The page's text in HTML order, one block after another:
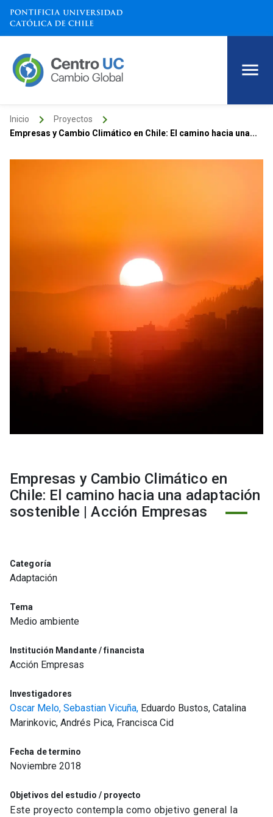
Inicio keyboard_arrow_right Proyectos keyboard_arrow_right
Empresas y Cambio Climático en Chile: El camino hacia una...
Empresas y Cambio Climático en
Chile: El camino hacia una adaptación
sostenible | Acción Empresas
Categoría
Adaptación
Tema
Medio ambiente
Institución Mandante / financista
Acción Empresas
Investigadores
Oscar Melo, Sebastian Vicuña, Eduardo Bustos, Catalina
Marinkovic, Andrés Pica, Francisca Cid
Fecha de termino
Noviembre 2018
Objetivos del estudio / proyecto
Este proyecto contempla como objetivo general la